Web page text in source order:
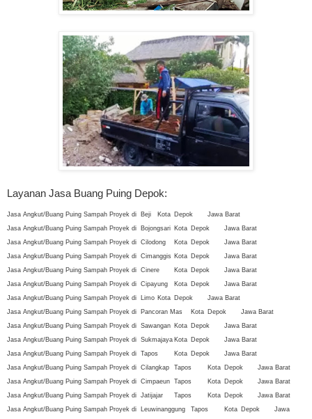
Layanan Jasa Buang Puing Depok:
Jasa Angkut/Buang Puing Sampah Proyek di Beji Kota Depok
Jawa Barat
Jasa Angkut/Buang Puing Sampah Proyek di
Bojongsari Kota Depok
Jawa Barat
Jasa Angkut/Buang Puing Sampah Proyek di Cilodong Kota Depok
Jawa Barat
Jasa Angkut/Buang Puing Sampah Proyek di Cimanggis Kota Depok
Jawa Barat
Jasa Angkut/Buang Puing Sampah Proyek di Cinere Kota Depok
Jawa Barat
Jasa Angkut/Buang Puing Sampah Proyek di Cipayung Kota Depok
Jawa Barat
Jasa Angkut/Buang Puing Sampah Proyek di
Limo Kota Depok
Jawa Barat
Jasa Angkut/Buang Puing Sampah Proyek di
Pancoran Mas Kota Depok
Jawa Barat
Jasa Angkut/Buang Puing Sampah Proyek di Sawangan Kota Depok
Jawa Barat
Jasa Angkut/Buang Puing Sampah Proyek di Sukmajaya Kota Depok
Jawa Barat
Jasa Angkut/Buang Puing Sampah Proyek di Tapos Kota Depok
Jawa Barat
Jasa Angkut/Buang Puing Sampah Proyek di Cilangkap Tapos Kota Depok
Jawa Barat
Jasa Angkut/Buang Puing Sampah Proyek di Cimpaeun Tapos Kota Depok
Jawa Barat
Jasa Angkut/Buang Puing Sampah Proyek di Jatijajar Tapos Kota Depok
Jawa Barat
Jasa Angkut/Buang Puing Sampah Proyek di
Leuwinanggung Tapos Kota Depok
Jawa